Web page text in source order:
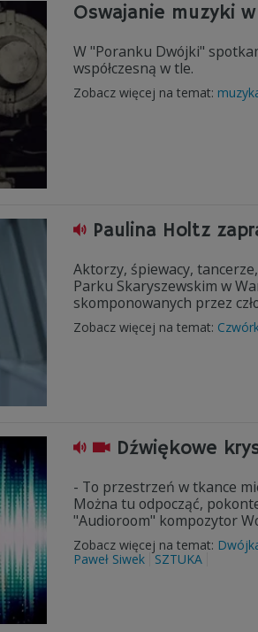
Oswajanie muzyki
W "Poranku Dwójki"
współczesną w tle.
Zobacz więcej na temat:
Paulina Holtz
Aktorzy, śpiewacy,
Parku Skaryszewskim w
skomponowanych przez
Zobacz więcej na temat:
Dźwiękowe
- To przestrzeń w tkance
Można tu odpocząć,
"Audioroom" kompozytor
Zobacz więcej na temat:
Paweł Siwek
SZTUKA